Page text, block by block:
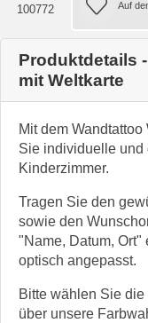
100772
Produktdetails
mit Weltkarte
Mit dem
Sie individuelle und
Kinderzimmer.
Tragen Sie den
sowie den
"Name, Datum,
optisch angepasst.
Bitte wählen Sie
über unsere